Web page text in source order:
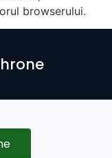
browserului.